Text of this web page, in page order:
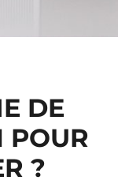
DE
POUR
?